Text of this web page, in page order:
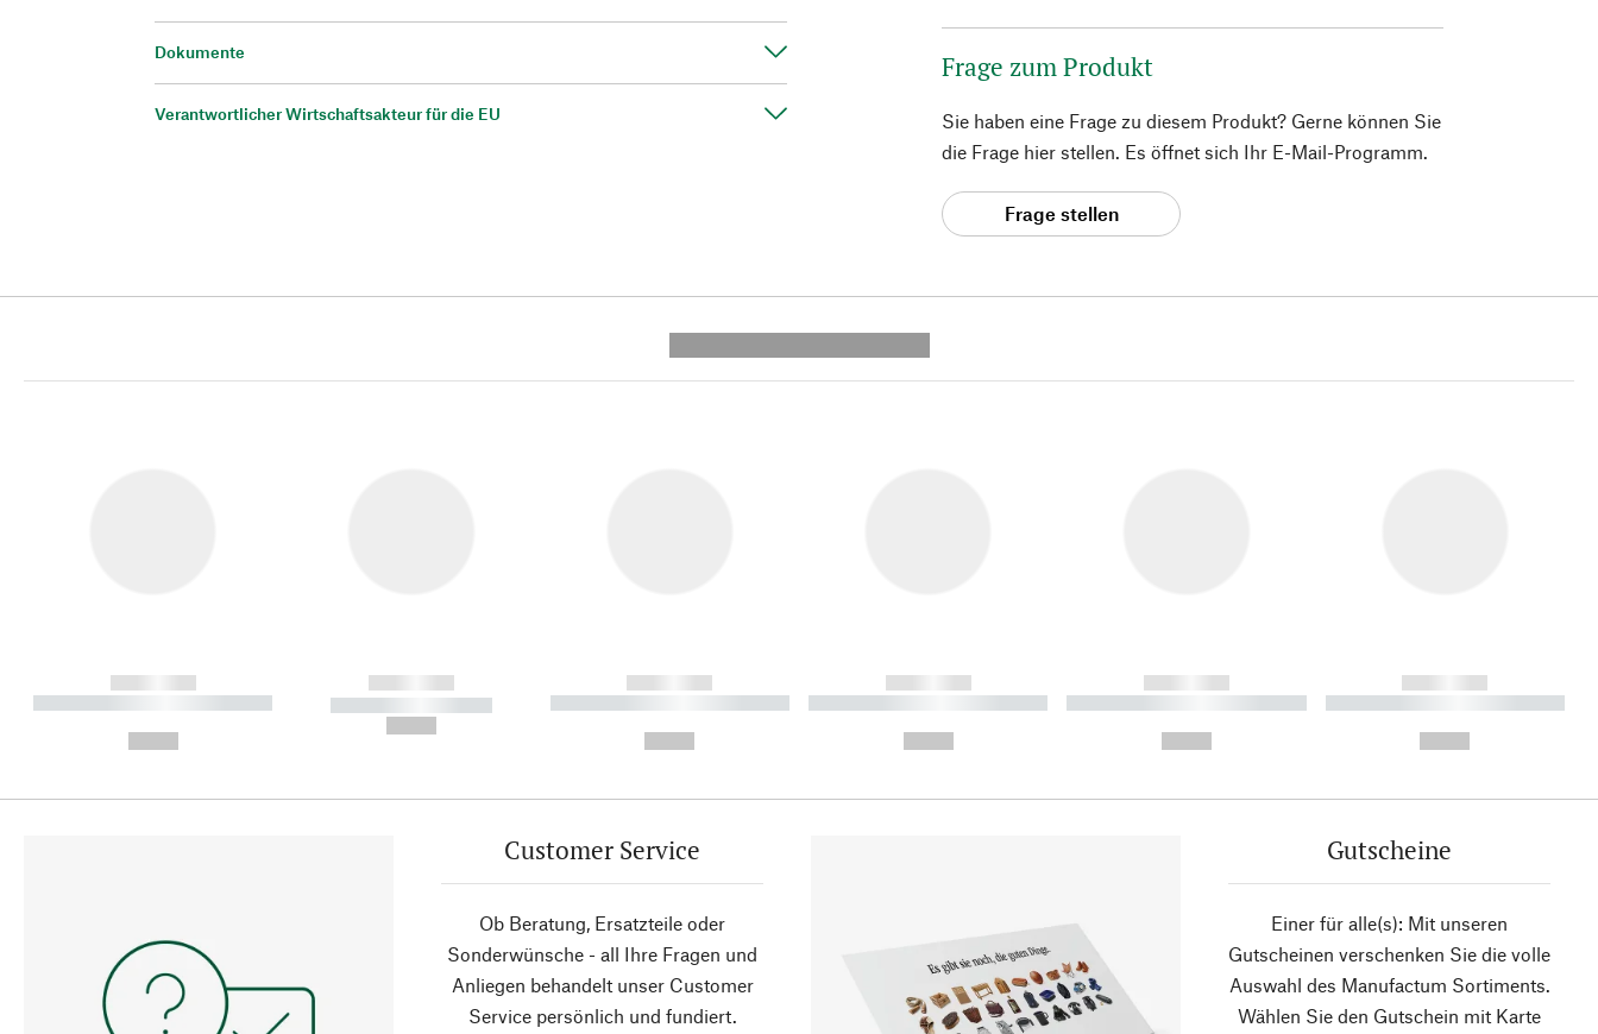
Dokumente
Verantwortlicher Wirtschaftsakteur für die EU
Frage zum Produkt
Sie haben eine Frage zu diesem Produkt? Gerne können Sie
die Frage hier stellen. Es öffnet sich Ihr E-Mail-Programm.
Frage stellen
------------
----------- ----------- ----------
------------
----------- -----------
------------
----------- ----------- ----------
------------
----------- ----------- ----------
------------
----------- ----------- ----------
------------
----------- ----------- ----------
Customer Service
Ob Beratung, Ersatzteile oder
Sonderwünsche - all Ihre Fragen und
Anliegen behandelt unser Customer
Service persönlich und fundiert.
Gutscheine
Einer für alle(s): Mit unseren
Gutscheinen verschenken Sie die volle
Auswahl des Manufactum Sortiments.
Wählen Sie den Gutschein mit Karte